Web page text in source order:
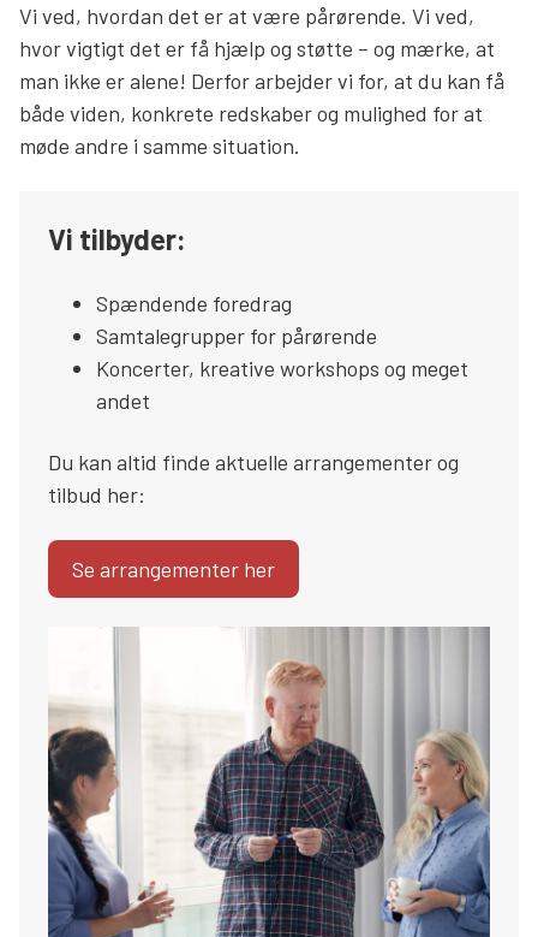
Støt os
Søg
Vi ved, hvordan det er at være pårørende. Vi ved,
hvor vigtigt det er få hjælp og støtte – og mærke, at
man ikke er alene! Derfor arbejder vi for, at du kan få
både viden, konkrete redskaber og mulighed for at
møde andre i samme situation.
Vi tilbyder:
Spændende foredrag
Samtalegrupper for pårørende
Koncerter, kreative workshops og meget
andet
Du kan altid finde aktuelle arrangementer og
tilbud her:
Se arrangementer her